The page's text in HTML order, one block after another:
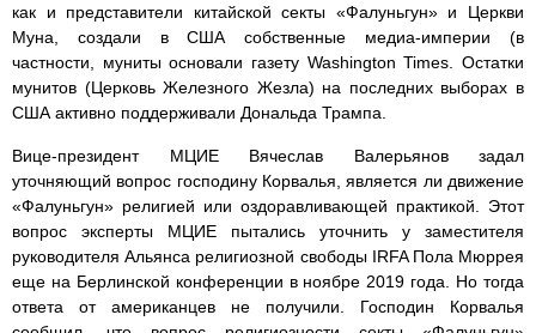
как и представители китайской секты «Фалуньгун» и Церкви
Муна, создали в США собственные медиа-империи (в
частности, муниты основали газету Washington Times. Остатки
мунитов (Церковь Железного Жезла) на последних выборах в
США активно поддерживали Дональда Трампа.
Вице-президент МЦИЕ Вячеслав Валерьянов задал
уточняющий вопрос господину Корвалья, является ли движение
«Фалуньгун» религией или оздоравливающей практикой. Этот
вопрос эксперты МЦИЕ пытались уточнить у заместителя
руководителя Альянса религиозной свободы IRFA Пола Мюррея
еще на Берлинской конференции в ноябре 2019 года. Но тогда
ответа от американцев не получили. Господин Корвалья